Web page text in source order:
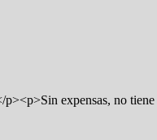
expensas, no